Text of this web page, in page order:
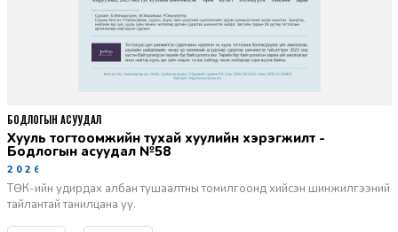
Хууль тогтоомжийн тухай хуулийн хэрэгжилт -
Бодлогын асуудал №58
2026-06-02
ТӨК-ийн удирдах албан тушаалтны томилгоонд хийсэн шинжилгээний
тайлантай танилцана уу.
БОДЛОГЫН АСУУДАЛ